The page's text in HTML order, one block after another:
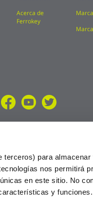
para almacenar
nos permitirá
en este sitio. No
y
Acerca de
Ferrokey